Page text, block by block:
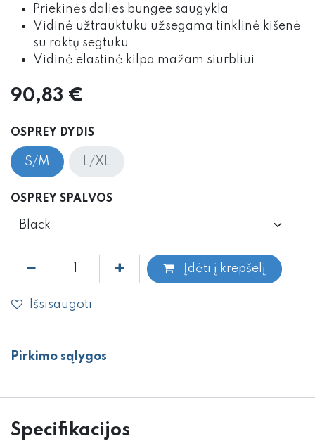
Priekinės dalies bungee saugykla
Vidinė užtrauktuku užsegama tinklinė kišenė
su raktų segtuku
Vidinė elastinė kilpa mažam siurbliui
90,83 €
OSPREY DYDIS
S/M L/XL
OSPREY SPALVOS
Įdėti į krepšelį
Išsisaugoti
Pirkimo sąlygos
Specifikacijos